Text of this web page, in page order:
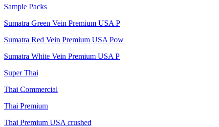
Sample Packs
Sumatra Green Vein Premium USA P
Sumatra Red Vein Premium USA Pow
Sumatra White Vein Premium USA P
Super Thai
Thai Commercial
Thai Premium
Thai Premium USA crushed